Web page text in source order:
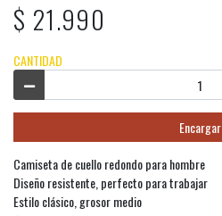
$ 21.990
CANTIDAD
Encargar
Camiseta de cuello redondo para hombre
Diseño resistente, perfecto para trabajar
Estilo clásico, grosor medio